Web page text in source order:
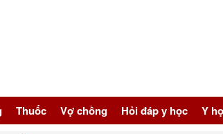
Thuốc Vợ chồng Hỏi đáp y học Y